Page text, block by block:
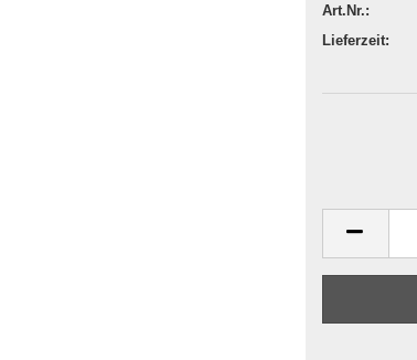
Konto
Art.Nr.:
Lieferzeit: